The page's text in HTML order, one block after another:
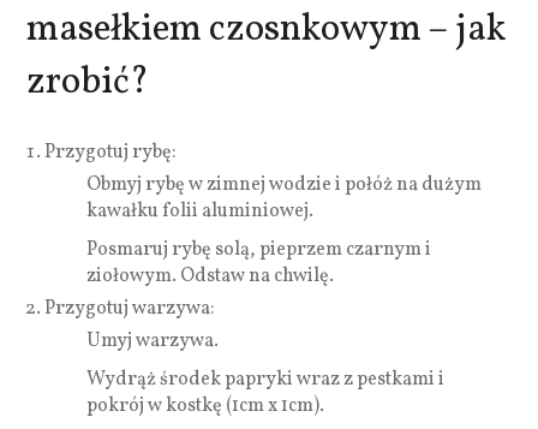
masełkiem czosnkowym – jak
zrobić?
Przygotuj rybę:
Obmyj rybę w zimnej wodzie i połóż na dużym
kawałku folii aluminiowej.
Posmaruj rybę solą, pieprzem czarnym i
ziołowym. Odstaw na chwilę.
Przygotuj warzywa:
Umyj warzywa.
Wydrąż środek papryki wraz z pestkami i
pokrój w kostkę (1cm x 1cm).